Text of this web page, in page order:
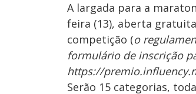
A largada para a
feira (13), aberta
competição (o
formulário de inscrição
https://
Serão 15 categorias,